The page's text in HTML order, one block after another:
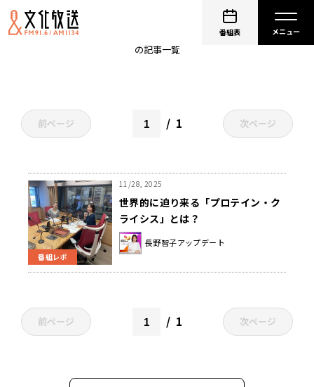
番組表
プロテイン・クライシス
の記事一覧
前ページ 1 次ページ
番組レポ
11/28, 2025
世界的に迫り来る「プロテイン・ク
ライシス」とは？
長野智子アップデート
前ページ 1 次ページ